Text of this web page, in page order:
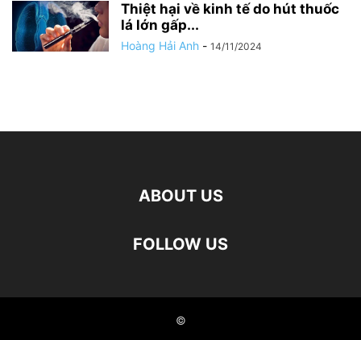
Thiệt hại về kinh tế do hút thuốc
lá lớn gấp...
Hoàng Hải Anh - 14/11/2024
ABOUT US
FOLLOW US
©